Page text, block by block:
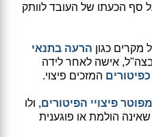
סף הכעתו של העובד לוותק
כגון הרעה בתנאי
אישה לאחר לידה
המזכים פיצוי.
פיצויי הפיטורים, ולו
הולמת או פוגענית